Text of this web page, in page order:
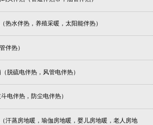
热水伴热，养殖采暖，太阳能伴热）
伴热）
脱硫电伴热，风管电伴热）
电伴热，防尘电伴热）
汗蒸房地暖，瑜伽房地暖，婴儿房地暖，老人房地